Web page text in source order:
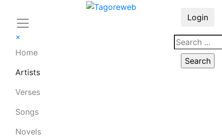
×
Home
Artists
Verses
Songs
Novels
Login